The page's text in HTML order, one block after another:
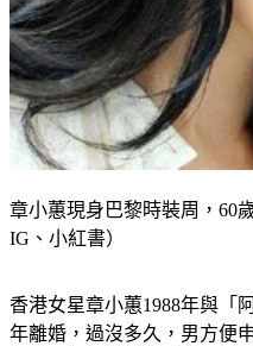
IG、小紅書）
年離婚，過沒多久，男方便
無度，加上曾說過「飯可以